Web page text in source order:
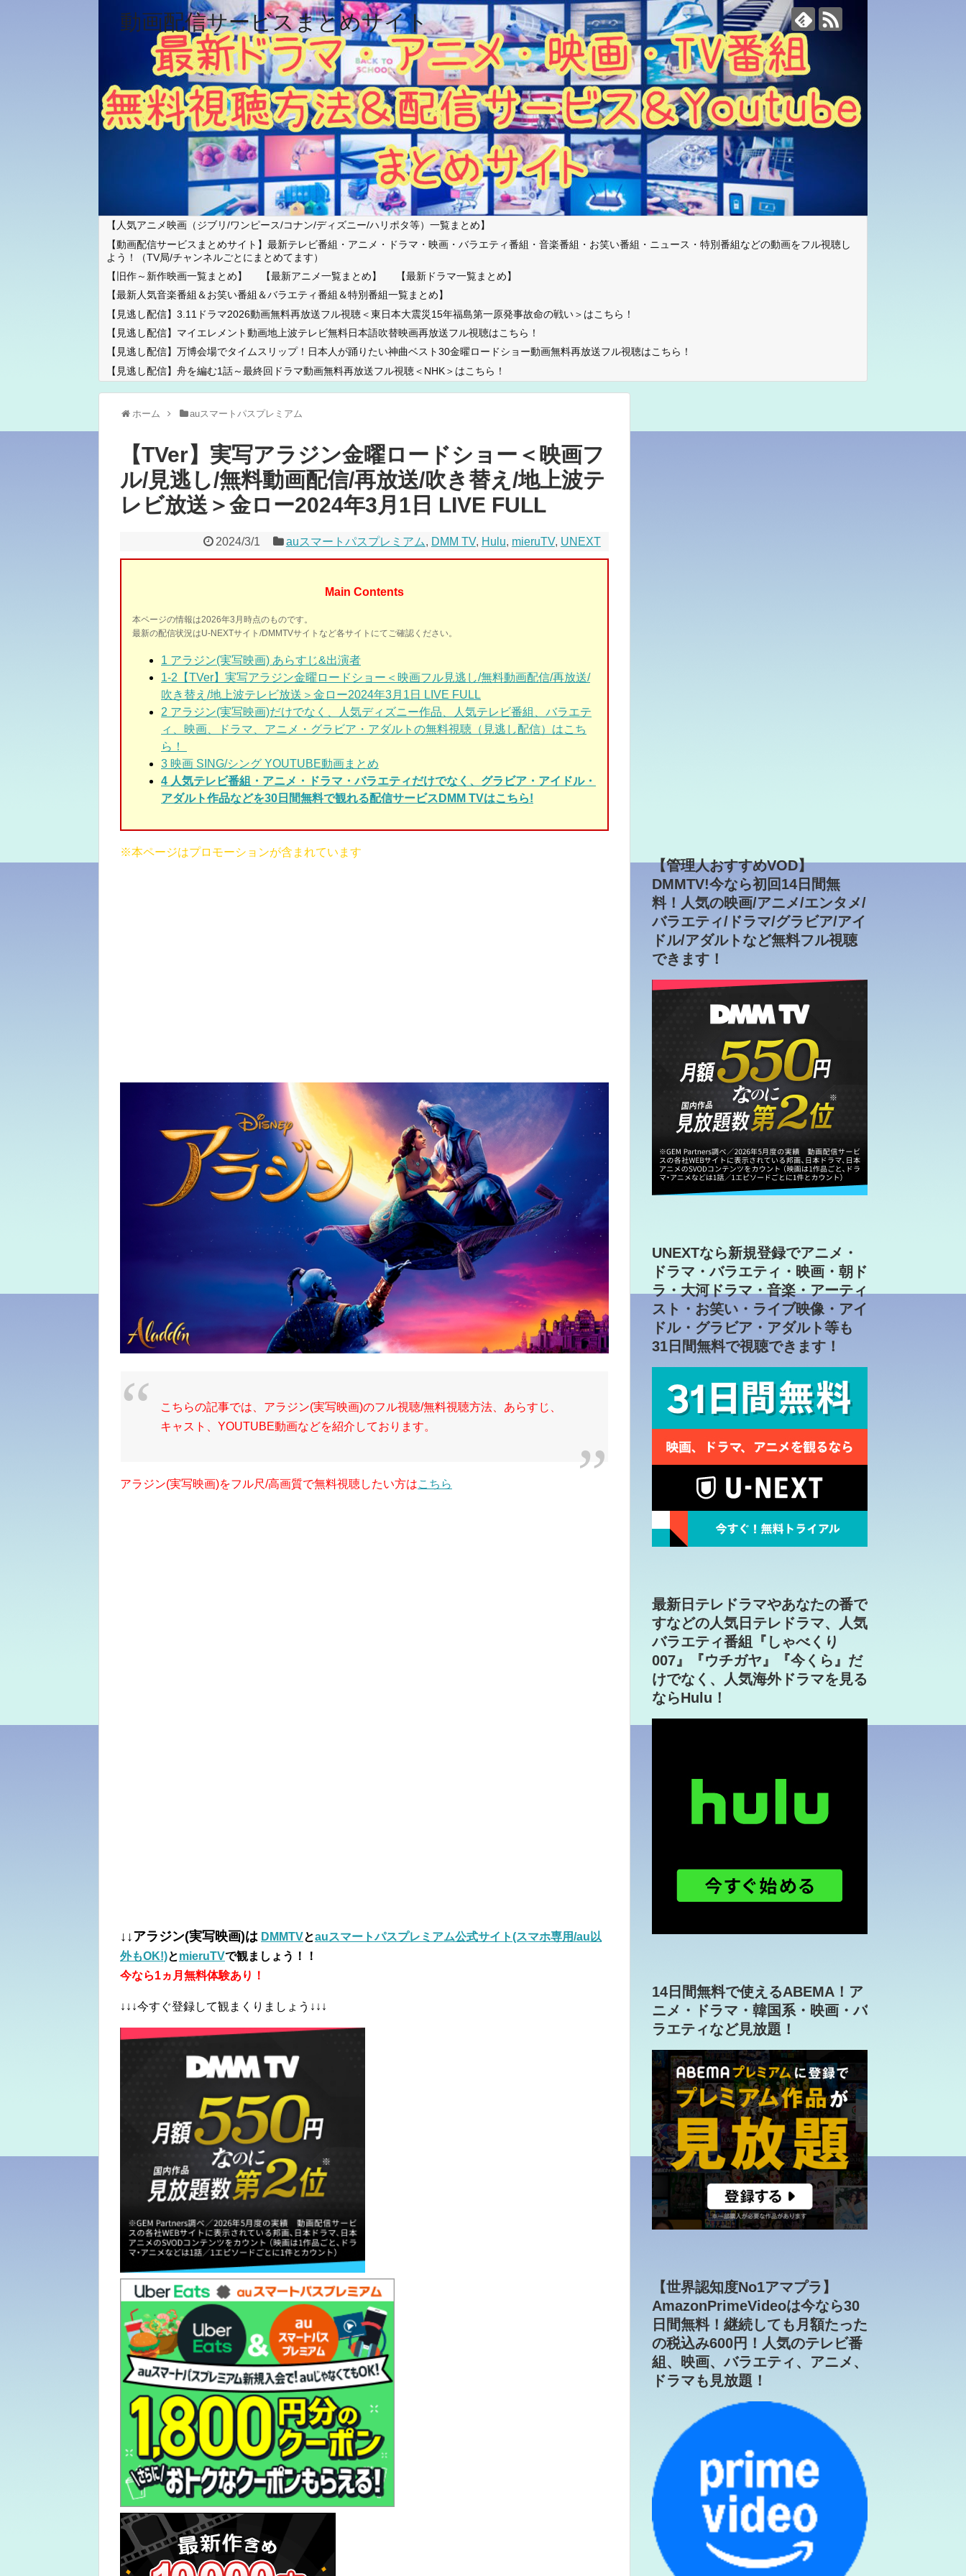
動画配信サービスまとめサイト
【人気アニメ映画（ジブリ/ワンピース/コナン/ディズニー/ハリポタ等）一覧まとめ】
【動画配信サービスまとめサイト】最新テレビ番組・アニメ・ドラマ・映画・バラエティ番組・音楽番組・お笑い番組・ニュース・特別番組などの動画をフル視聴し
よう！（TV局/チャンネルごとにまとめてます）
【旧作～新作映画一覧まとめ】
【最新アニメ一覧まとめ】
【最新ドラマ一覧まとめ】
【最新人気音楽番組＆お笑い番組＆バラエティ番組＆特別番組一覧まとめ】
【見逃し配信】3.11ドラマ2026動画無料再放送フル視聴＜東日本大震災15年福島第一原発事故命の戦い＞はこちら！
【見逃し配信】マイエレメント動画地上波テレビ無料日本語吹替映画再放送フル視聴はこちら！
【見逃し配信】万博会場でタイムスリップ！日本人が踊りたい神曲ベスト30金曜ロードショー動画無料再放送フル視聴はこちら！
【見逃し配信】舟を編む1話～最終回ドラマ動画無料再放送フル視聴＜NHK＞はこちら！
ホーム auスマートパスプレミアム
【TVer】実写アラジン金曜ロードショー＜映画フ
ル/見逃し/無料動画配信/再放送/吹き替え/地上波テ
レビ放送＞金ロー2024年3月1日 LIVE FULL
2024/3/1 auスマートパスプレミアム, DMM TV, Hulu, mieruTV, UNEXT
Main Contents
本ページの情報は2026年3月時点のものです。
最新の配信状況はU-NEXTサイト/DMMTVサイトなど各サイトにてご確認ください。
1 アラジン(実写映画) あらすじ&出演者
1-2 【TVer】実写アラジン金曜ロードショー＜映画フル見逃し/無料動画配信/再放送/
吹き替え/地上波テレビ放送＞金ロー2024年3月1日 LIVE FULL
2 アラジン(実写映画)だけでなく、人気ディズニー作品、人気テレビ番組、バラエテ
ィ、映画、ドラマ、アニメ・グラビア・アダルトの無料視聴（見逃し配信）はこち
ら！
3 映画 SING/シング YOUTUBE動画まとめ
4 人気テレビ番組・アニメ・ドラマ・バラエティだけでなく、グラビア・アイドル・
アダルト作品などを30日間無料で観れる配信サービスDMM TVはこちら!
※本ページはプロモーションが含まれています
こちらの記事では、アラジン(実写映画)のフル視聴/無料視聴方法、あらすじ、
キャスト、YOUTUBE動画などを紹介しております。
アラジン(実写映画)をフル尺/高画質で無料視聴したい方はこちら
↓↓アラジン(実写映画)は DMMTVとauスマートパスプレミアム公式サイト(スマホ専用/au以
外もOK!)とmieruTVで観ましょう！！
今なら1ヵ月無料体験あり！
↓↓↓今すぐ登録して観まくりましょう↓↓↓
【管理人おすすめVOD】
DMMTV!今なら初回14日間無
料！人気の映画/アニメ/エンタメ/
バラエティ/ドラマ/グラビア/アイ
ドル/アダルトなど無料フル視聴
できます！
UNEXTなら新規登録でアニメ・
ドラマ・バラエティ・映画・朝ド
ラ・大河ドラマ・音楽・アーティ
スト・お笑い・ライブ映像・アイ
ドル・グラビア・アダルト等も
31日間無料で視聴できます！
最新日テレドラマやあなたの番で
すなどの人気日テレドラマ、人気
バラエティ番組『しゃべくり
007』『ウチガヤ』『今くら』だ
けでなく、人気海外ドラマを見る
ならHulu！
14日間無料で使えるABEMA！ア
ニメ・ドラマ・韓国系・映画・バ
ラエティなど見放題！
【世界認知度No1アマプラ】
AmazonPrimeVideoは今なら30
日間無料！継続しても月額たった
の税込み600円！人気のテレビ番
組、映画、バラエティ、アニメ、
ドラマも見放題！